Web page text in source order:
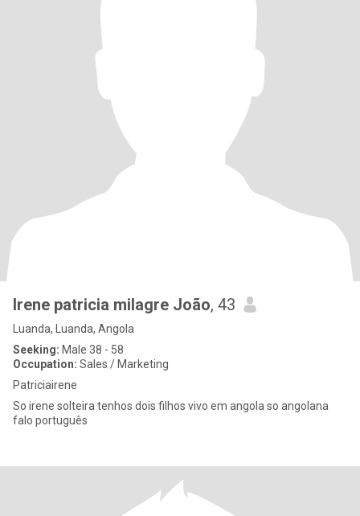
Irene patricia milagre João, 43
Luanda, Luanda, Angola
Seeking: Male 38 - 58
Occupation: Sales / Marketing
Patriciairene
So irene solteira tenhos dois filhos vivo em angola so angolana
falo português